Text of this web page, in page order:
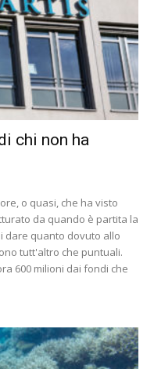
chi non ha
o quasi, che ha visto
da quando è partita la
dare quanto dovuto allo
tutt'altro che puntuali.
600 milioni dai fondi che